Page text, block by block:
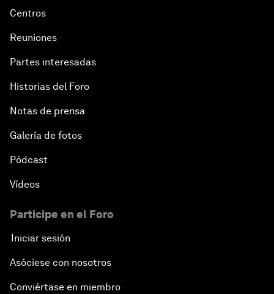
Centros
Reuniones
Partes interesadas
Historias del Foro
Notas de prensa
Galería de fotos
Pódcast
Vídeos
Participe en el Foro
Iniciar sesión
Asóciese con nosotros
Conviértase en miembro